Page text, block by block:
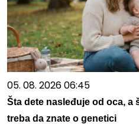
05. 08. 2026 06:45
Šta dete nasleđuje od oca, a
treba da znate o genetici